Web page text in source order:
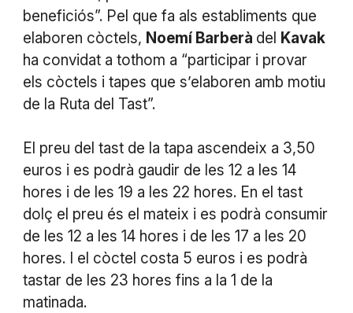
beneficiós”. Pel que fa als establiments que
elaboren còctels, Noemí Barberà del Kavak
ha convidat a tothom a “participar i provar
els còctels i tapes que s’elaboren amb motiu
de la Ruta del Tast”.
El preu del tast de la tapa ascendeix a 3,50
euros i es podrà gaudir de les 12 a les 14
hores i de les 19 a les 22 hores. En el tast
dolç el preu és el mateix i es podrà consumir
de les 12 a les 14 hores i de les 17 a les 20
hores. I el còctel costa 5 euros i es podrà
tastar de les 23 hores fins a la 1 de la
matinada.